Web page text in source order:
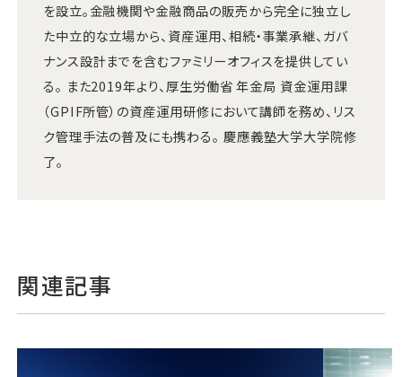
を設立。金融機関や金融商品の販売から完全に独立し
た中立的な立場から、資産運用、相続・事業承継、ガバ
ナンス設計までを含むファミリーオフィスを提供してい
る。 また2019年より、厚生労働省 年金局 資金運用課
（GPIF所管）の資産運用研修において講師を務め、リス
ク管理手法の普及にも携わる。 慶應義塾大学大学院修
了。
関連記事